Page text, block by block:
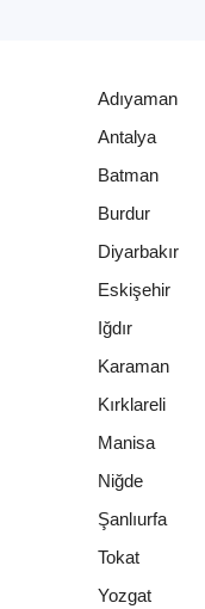
Adıyaman
Antalya
Batman
Burdur
Diyarbakır
Eskişehir
Iğdır
Karaman
Kırklareli
Manisa
Niğde
Şanlıurfa
Tokat
Yozgat